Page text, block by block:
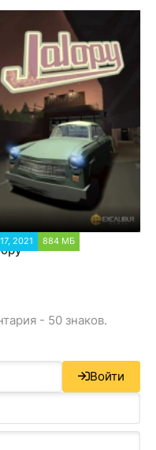
2021 884 МБ
- 50 знаков.
Войти